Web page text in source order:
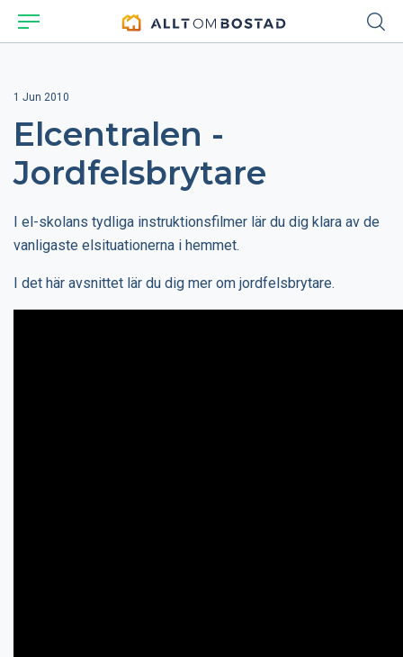
1 Jun 2010
Elcentralen -
Jordfelsbrytare
I el-skolans tydliga instruktionsfilmer lär du dig klara av de
vanligaste elsituationerna i hemmet.
I det här avsnittet lär du dig mer om jordfelsbrytare.